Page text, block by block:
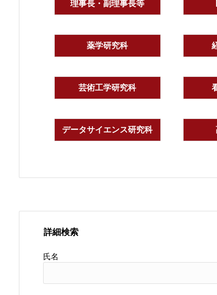
理事長・副理事長等
薬学研究科
芸術工学研究科
データサイエンス研究科
詳細検索
氏名